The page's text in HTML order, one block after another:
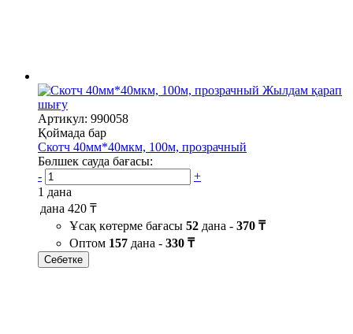
Жылдам қарап
шығу
Артикул: 990058
Қоймада бар
Скотч 40мм*40мкм, 100м, прозрачный
Бөлшек сауда бағасы:
-
+
1 дана
дана 420 ₸
Ұсақ көтерме бағасы 52 дана - 370 ₸
Оптом 157 дана - 330 ₸
Себетке